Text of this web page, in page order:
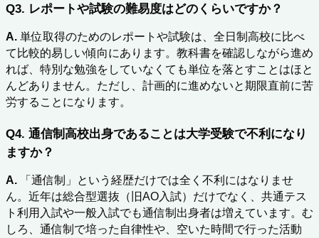
Q3. レポートや試験の難易度はどのくらいですか？
A. 単位取得のためのレポートや試験は、全日制高校に比べ
て比較的易しい傾向にあります。教科書を確認しながら進め
れば、特別な勉強をしていなくても単位を落とすことはほと
んどありません。ただし、計画的に進めないと期限直前に苦
労することになります。
Q4. 通信制高校出身であることは大学受験で不利になり
ますか？
A. 「通信制」という経歴だけでは全く不利にはなりませ
ん。近年は総合型選抜（旧AO入試）だけでなく、共通テス
ト利用入試や一般入試でも通信制出身者は増えています。む
しろ、通信制で培った自律性や、空いた時間で行った活動